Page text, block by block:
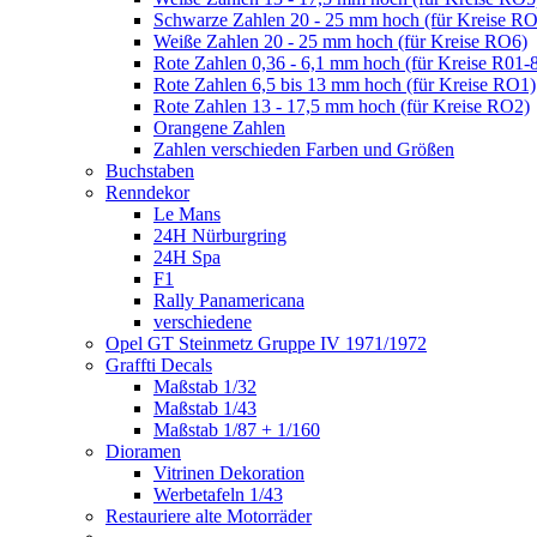
Schwarze Zahlen 20 - 25 mm hoch (für Kreise
Weiße Zahlen 20 - 25 mm hoch (für Kreise RO6)
Rote Zahlen 0,36 - 6,1 mm hoch (für Kreise R01-
Rote Zahlen 6,5 bis 13 mm hoch (für Kreise RO1)
Rote Zahlen 13 - 17,5 mm hoch (für Kreise RO2)
Orangene Zahlen
Zahlen verschieden Farben und Größen
Buchstaben
Renndekor
Le Mans
24H Nürburgring
24H Spa
F1
Rally Panamericana
verschiedene
Opel GT Steinmetz Gruppe IV 1971/1972
Graffti Decals
Maßstab 1/32
Maßstab 1/43
Maßstab 1/87 + 1/160
Dioramen
Vitrinen Dekoration
Werbetafeln 1/43
Restauriere alte Motorräder